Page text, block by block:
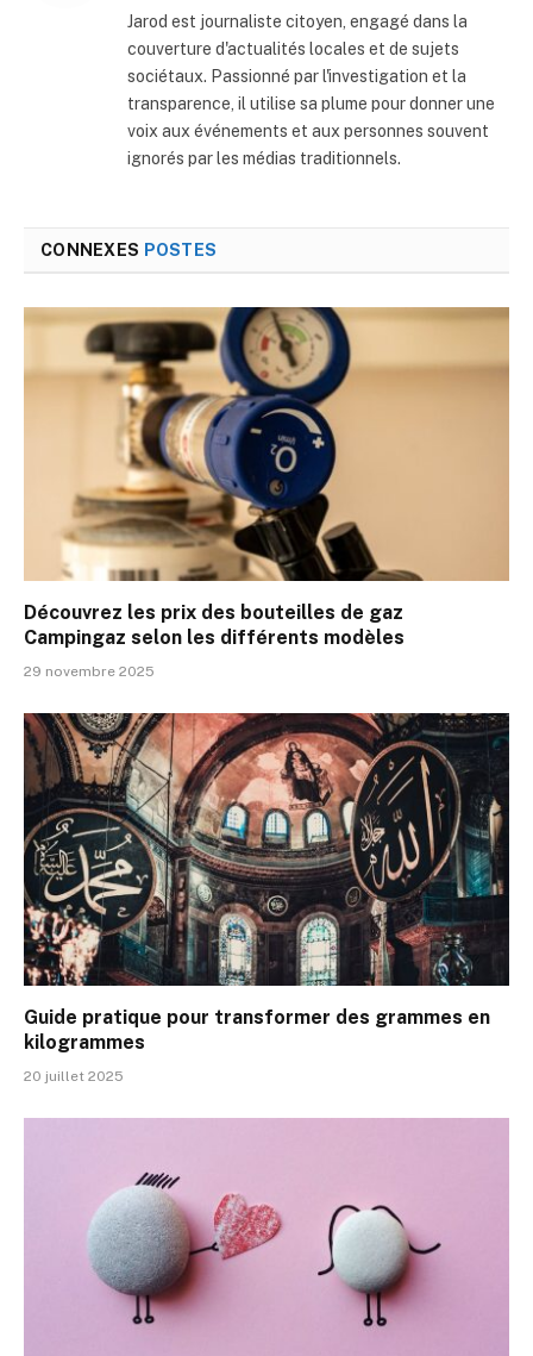
Jarod est journaliste citoyen, engagé dans la
couverture d'actualités locales et de sujets
sociétaux. Passionné par l'investigation et la
transparence, il utilise sa plume pour donner une
voix aux événements et aux personnes souvent
ignorés par les médias traditionnels.
CONNEXES POSTES
Découvrez les prix des bouteilles de gaz
Campingaz selon les différents modèles
29 novembre 2025
Guide pratique pour transformer des grammes en
kilogrammes
20 juillet 2025